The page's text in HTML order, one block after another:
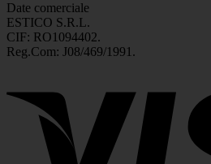
Date comerciale
ESTICO S.R.L.
CIF: RO1094402.
Reg.Com: J08/469/1991.